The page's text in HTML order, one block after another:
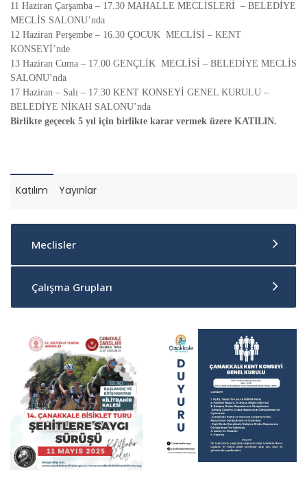
11 Haziran Çarşamba – 17.30 MAHALLE MECLİSLERİ – BELEDİYE
MECLİS SALONU’nda
12 Haziran Perşembe – 16.30 ÇOCUK MECLİSİ – KENT
KONSEYİ’nde
13 Haziran Cuma – 17.00 GENÇLİK MECLİSİ – BELEDİYE MECLİS
SALONU’nda
17 Haziran – Salı – 17.30 KENT KONSEYİ GENEL KURULU –
BELEDİYE NİKAH SALONU’nda
Birlikte geçecek 5 yıl için birlikte karar vermek üzere KATILIN.
Katılım Yayınlar
Meclisler
Çalışma Grupları